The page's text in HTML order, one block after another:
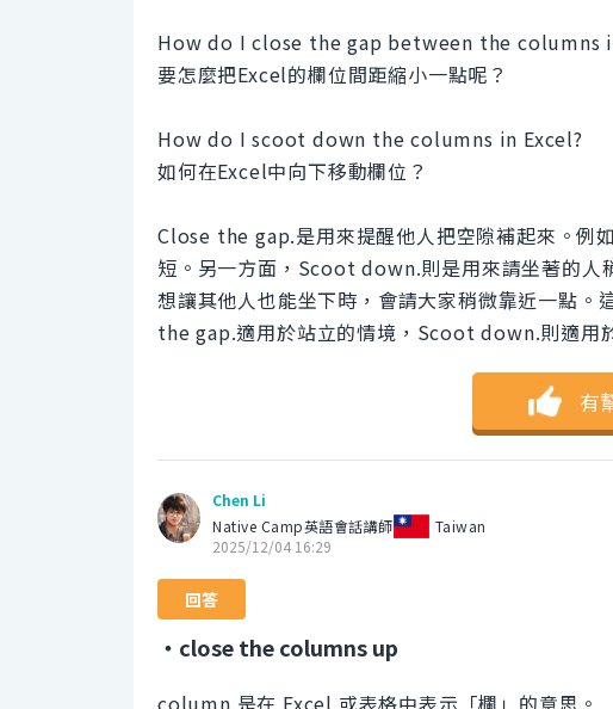
How do I close the gap between the columns
要怎麼把Excel的欄位間距縮小一點呢？
How do I scoot down the columns in Excel?
如何在Excel中向下移動欄位？
Close the gap.是用來提醒他人把空隙補起來。例
短。另一方面，Scoot down.則是用來請坐著的人
想讓其他人也能坐下時，會請大家稍微靠近一點
the gap.適用於站立的情境，Scoot down.則適用
有
Chen Li
Native Camp英語會話講師
Taiwan
2025/12/04 16:29
回答
・close the columns up